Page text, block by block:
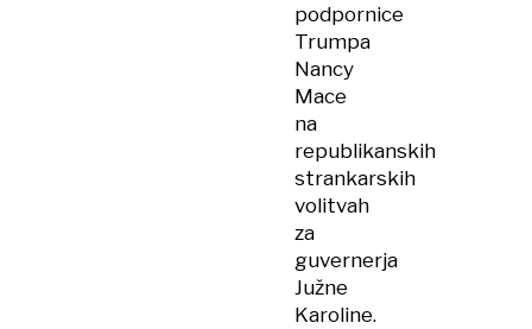
podpornice
Trumpa
Nancy
Mace
na
republikanskih
strankarskih
volitvah
za
guvernerja
Južne
Karoline.